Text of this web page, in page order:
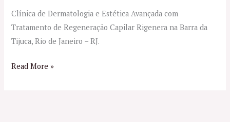
Clínica de Dermatologia e Estética Avançada com
Tratamento de Regeneração Capilar Rigenera na Barra da
Tijuca, Rio de Janeiro – RJ.
Read More »